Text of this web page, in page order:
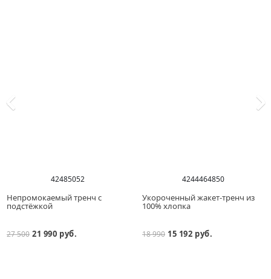
42485052
Непромокаемый тренч с
подстёжкой
27 500 21 990 руб.
4244464850
Укороченный жакет-тренч из
100% хлопка
18 990 15 192 руб.